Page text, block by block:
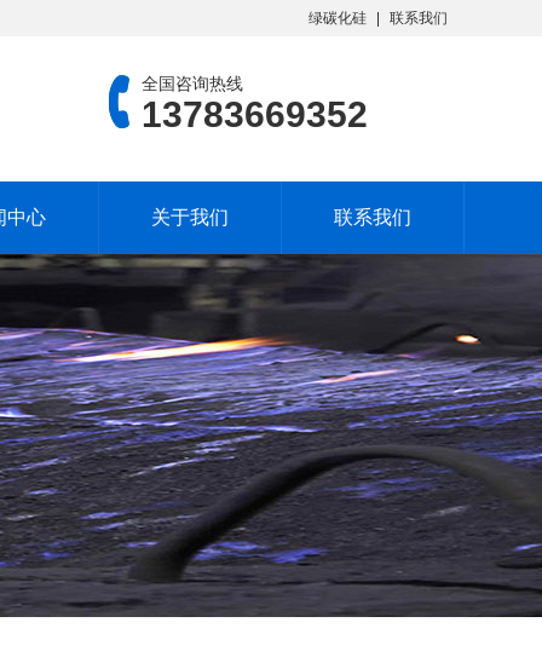
绿碳化硅 联系我们
全国咨询热线
13783669352
中心 关于我们 联系我们